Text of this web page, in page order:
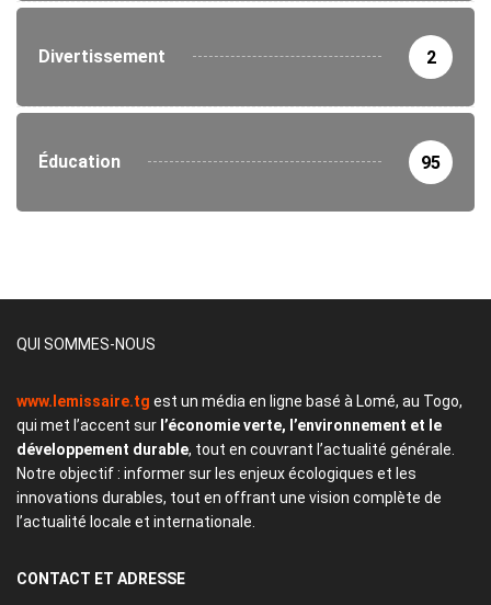
Divertissement 2
Éducation 95
QUI SOMMES-NOUS
www.lemissaire.tg est un média en ligne basé à Lomé, au Togo,
qui met l’accent sur l’économie verte, l’environnement et le
développement durable, tout en couvrant l’actualité générale.
Notre objectif : informer sur les enjeux écologiques et les
innovations durables, tout en offrant une vision complète de
l’actualité locale et internationale.
CONTACT ET ADRESSE